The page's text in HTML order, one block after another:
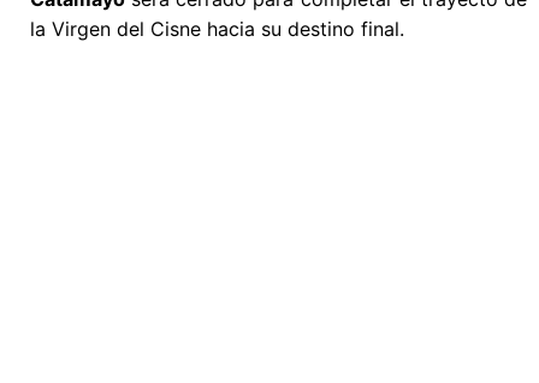
la Virgen del Cisne hacia su destino final.